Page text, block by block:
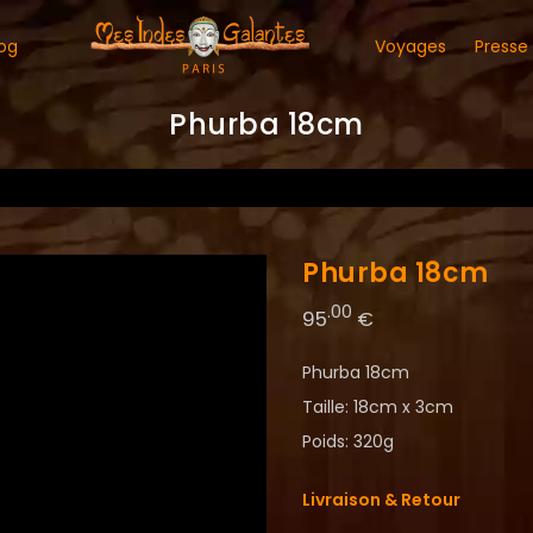
Voyages Presse
Phurba 18cm
Phurba 18cm
95.00 €
Phurba 18cm
Taille: 18cm x 3cm
Poids: 320g
Livraison & Retour